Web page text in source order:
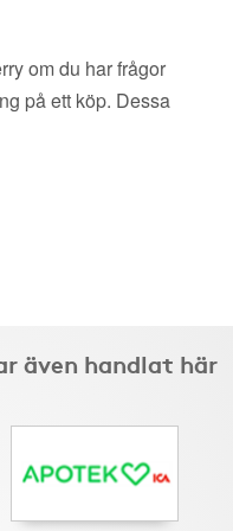
om du har frågor
på ett köp. Dessa
även handlat här